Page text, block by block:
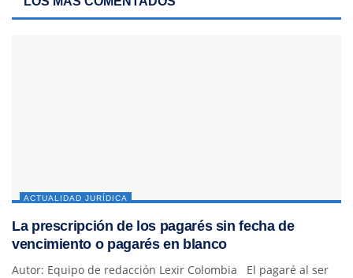
ACTUALIDAD JURÍDICA
La prescripción de los pagarés sin fecha de
vencimiento o pagarés en blanco
Autor: Equipo de redacción Lexir Colombia El pagaré al ser